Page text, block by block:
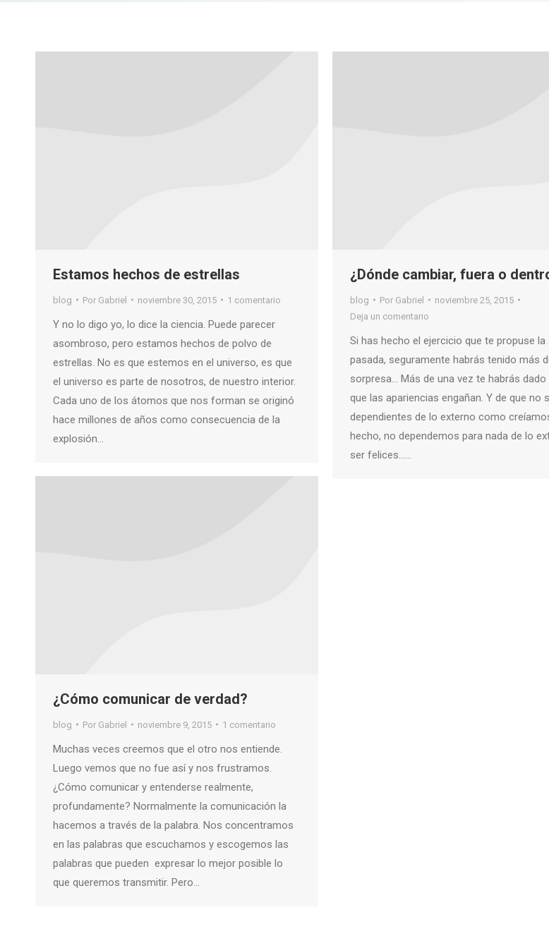
Estamos hechos de estrellas
blog Por Gabriel noviembre 30, 2015 1 comentario
Y no lo digo yo, lo dice la ciencia. Puede parecer
asombroso, pero estamos hechos de polvo de
estrellas. No es que estemos en el universo, es que
el universo es parte de nosotros, de nuestro interior.
Cada uno de los átomos que nos forman se originó
hace millones de años como consecuencia de la
explosión…
¿Dónde cambiar, fuera o
blog Por Gabriel
noviembre 25, 2015
Deja un comentario
Si has hecho el ejercicio que te propuse la
pasada, seguramente habrás tenido más
sorpresa… Más de una vez te habrás dado
que las apariencias engañan. Y de que no
dependientes de lo externo como
hecho, no dependemos para nada de lo
ser felices……
¿Cómo comunicar de verdad?
blog Por Gabriel noviembre 9, 2015 1 comentario
Muchas veces creemos que el otro nos entiende.
Luego vemos que no fue así y nos frustramos.
¿Cómo comunicar y entenderse realmente,
profundamente? Normalmente la comunicación la
hacemos a través de la palabra. Nos concentramos
en las palabras que escuchamos y escogemos las
palabras que pueden expresar lo mejor posible lo
que queremos transmitir. Pero…